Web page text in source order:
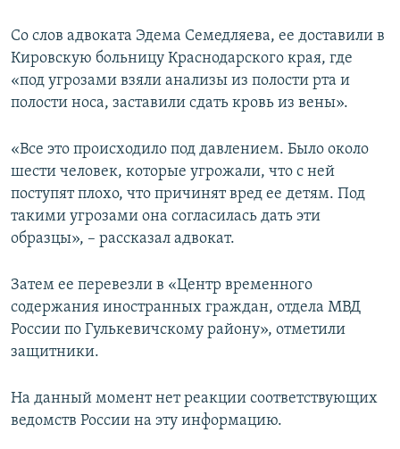
Со слов адвоката Эдема Семедляева, ее доставили в
Кировскую больницу Краснодарского края, где
«под угрозами взяли анализы из полости рта и
полости носа, заставили сдать кровь из вены».
«Все это происходило под давлением. Было около
шести человек, которые угрожали, что с ней
поступят плохо, что причинят вред ее детям. Под
такими угрозами она согласилась дать эти
образцы», – рассказал адвокат.
Затем ее перевезли в «Центр временного
содержания иностранных граждан, отдела МВД
России по Гулькевичскому району», отметили
защитники.
На данный момент нет реакции соответствующих
ведомств России на эту информацию.